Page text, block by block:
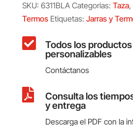
SKU: 6311BLA Categorías: Taza,
Termos Etiquetas: Jarras y
 Todos los
personalizables
Contáctanos
 Consulta los
y entrega
Descarga el PDF con la